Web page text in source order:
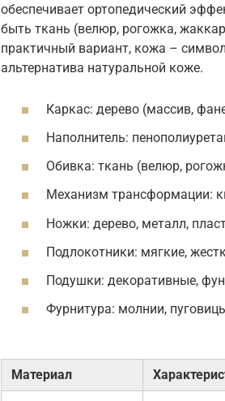
обеспечивает ортопедический
быть ткань (велюр, рогожка,
практичный вариант, кожа –
альтернатива натуральной коже.
Каркас: дерево (массив,
Наполнитель:
Обивка: ткань (велюр,
Механизм трансформации:
Ножки: дерево, металл,
Подлокотники: мягкие,
Подушки: декоративные,
Фурнитура: молнии,
Материал